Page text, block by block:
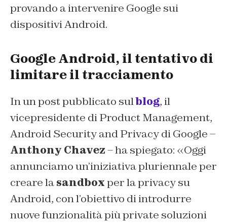
provando a intervenire Google sui
dispositivi Android.
Google Android, il tentativo di
limitare il tracciamento
In un post pubblicato sulblog, il
vicepresidente di Product Management,
Android Security and Privacy di Google –
Anthony Chavez– ha spiegato: «Oggi
annunciamo un’iniziativa pluriennale per
creare lasandboxper la privacy su
Android, con l’obiettivo di introdurre
nuove funzionalità più private soluzioni